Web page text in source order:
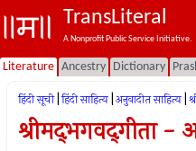
TransLiteral
A Nonprofit Public Service Initiative.
Literature Ancestry Dictionary
हिंदी सूची हिंदी साहित्य अनुवादीत साहित्य
श्रीमद्‍भगवद्‍गीता -